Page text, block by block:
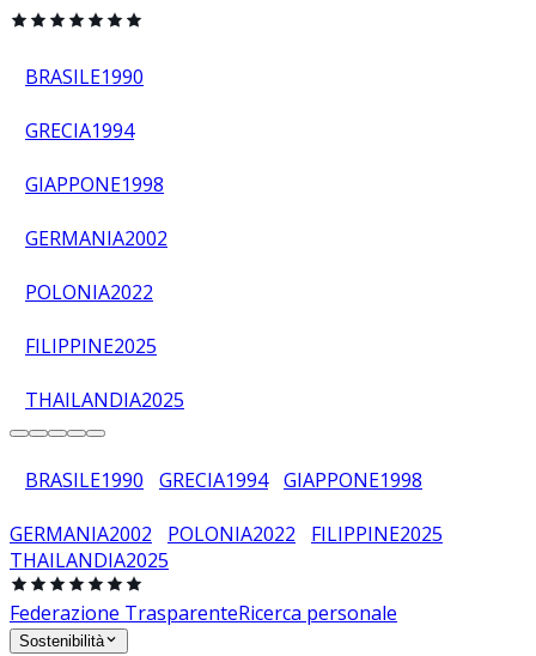
BRASILE1990
GRECIA1994
GIAPPONE1998
GERMANIA2002
POLONIA2022
FILIPPINE2025
THAILANDIA2025
BRASILE1990 GRECIA1994 GIAPPONE1998
GERMANIA2002 POLONIA2022 FILIPPINE2025
THAILANDIA2025
Federazione TrasparenteRicerca personale
Sostenibilità